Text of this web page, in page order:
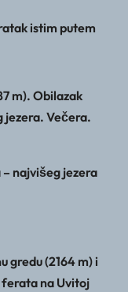
istim putem
m). Obilazak
jezera. Večera.
– najvišeg jezera
gredu (2164 m) i
ferata na Uvitoj